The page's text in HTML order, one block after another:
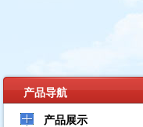
产品导航
产品展示